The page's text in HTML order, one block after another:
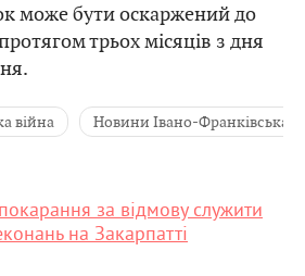
може бути оскаржений до
трьох місяців з дня
війна Новини Івано-Франківська
за відмову служити
на Закарпатті